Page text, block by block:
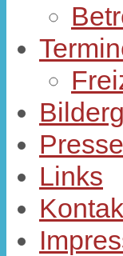
Presse
Links